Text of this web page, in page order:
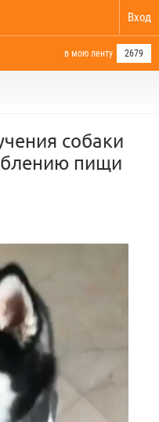
Вход
в мою ленту 2679
собаки
пищи